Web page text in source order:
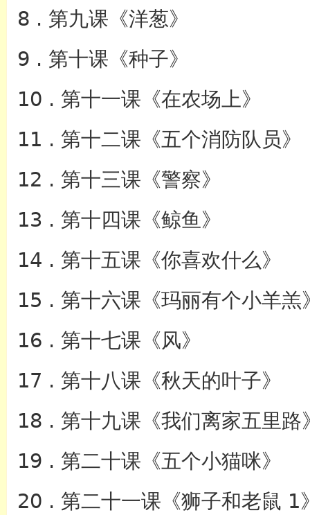
8 . 第九课《洋葱》
9 . 第十课《种子》
10 . 第十一课《在农场上》
11 . 第十二课《五个消防队员》
12 . 第十三课《警察》
13 . 第十四课《鲸鱼》
14 . 第十五课《你喜欢什么》
15 . 第十六课《玛丽有个小羊羔
16 . 第十七课《风》
17 . 第十八课《秋天的叶子》
18 . 第十九课《我们离家五里路
19 . 第二十课《五个小猫咪》
20 . 第二十一课《狮子和老鼠 1